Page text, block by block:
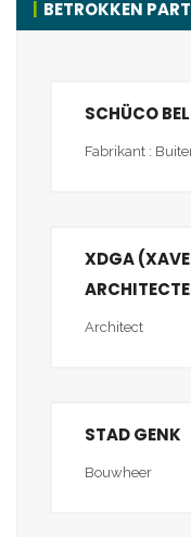
BETROKKEN
SCHÜCO
Fabrikant :
XDGA
Architect
STAD GENK
Bouwheer